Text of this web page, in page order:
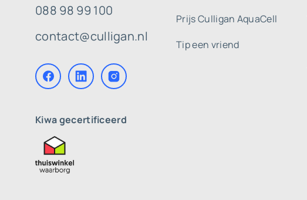
088 98 99 100
contact@culligan.nl
Kiwa gecertificeerd
Prijs Culligan AquaCell
Tip een vriend